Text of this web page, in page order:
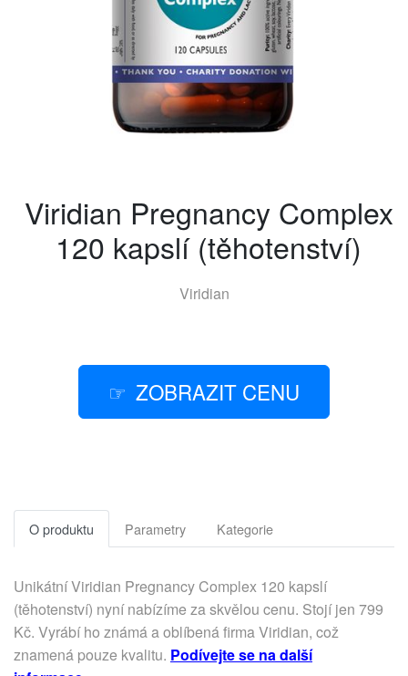
Viridian Pregnancy Complex
120 kapslí (těhotenství)
Viridian
ZOBRAZIT CENU
O produktu Parametry Kategorie
Unikátní Viridian Pregnancy Complex 120 kapslí
(těhotenství) nyní nabízíme za skvělou cenu. Stojí jen 799
Kč. Vyrábí ho známá a oblíbená firma Viridian, což
znamená pouze kvalitu. Podívejte se na další